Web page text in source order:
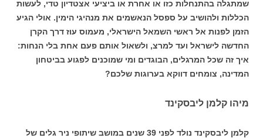
שמתגלה בהתנחלות כזו או אחרת או ביציעי אצטדיון טדי, לעשות
הכללות ולהושיב על ספסל הנאשמים את מנהיגי הימין. אולי הגיע
הזמן לפנות אל ראשי השמאל הישראלי, מעמוס עוז דרך הקרן
החדשה לישראל ועד למרצ, ולשאול אותם פעם אחת בלי הנחות:
איך זה שכל המרגלים, הבוגדים ומי שמוכנים לפגוע בביטחון
המדינה, צומחים דווקא בערוגות שלכם?
מיהו קלמן ליבסקינד
קלמן ליבסקינד נולד לפני 39 שנים במושב שיתופי ניר גלים של